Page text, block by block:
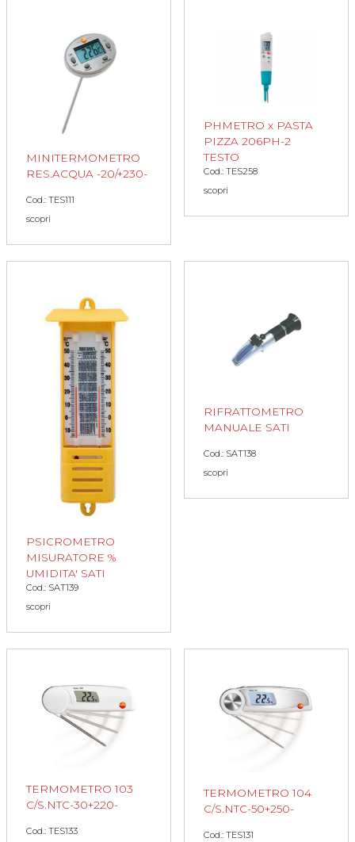
MINITERMOMETRO
RES.ACQUA -20/+230-
Cod.: TES111
scopri
PHMETRO x PASTA
PIZZA 206PH-2
TESTO
Cod.: TES258
scopri
PSICROMETRO
MISURATORE %
UMIDITA' SATI
Cod.: SAT139
scopri
RIFRATTOMETRO
MANUALE SATI
Cod.: SAT138
scopri
TERMOMETRO 103
C/S.NTC-30+220-
Cod.: TES133
TERMOMETRO 104
C/S.NTC-50+250-
Cod.: TES131